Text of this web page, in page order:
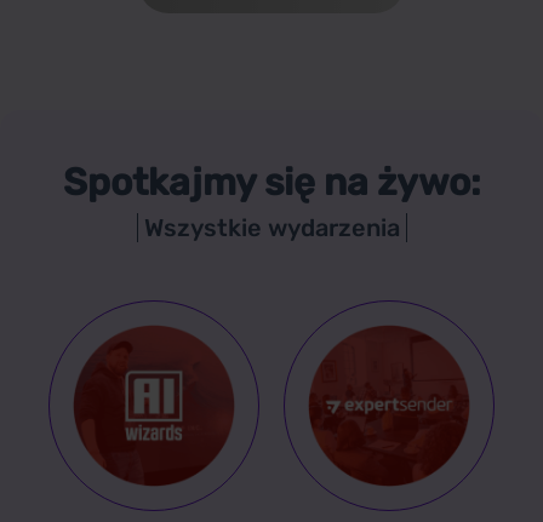
Spotkajmy się na żywo:
Wszystkie wydarzenia